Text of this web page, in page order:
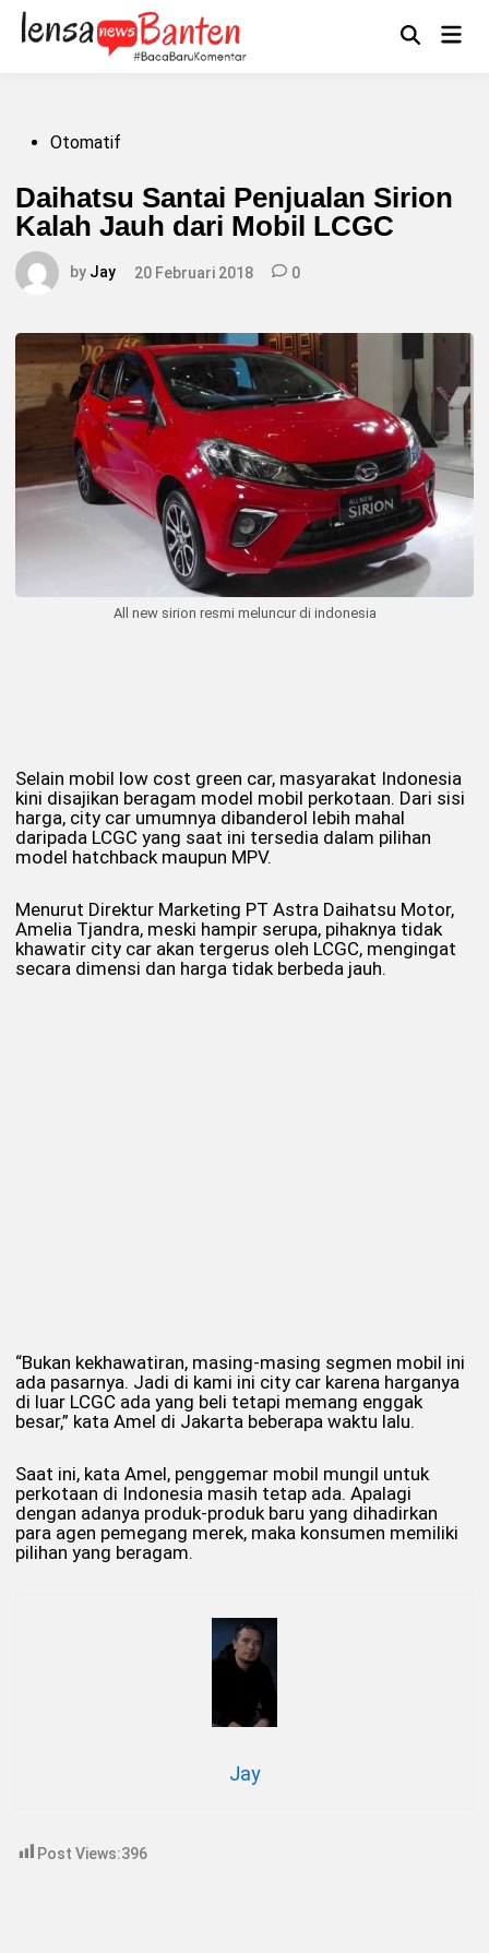
Skip
content
OpenMain
PostedOtomatif
Daihatsu Santai Penjualan Sirion
Kalah Jauh dari Mobil LCGC
by Jay 20 Februari 2018 0
All new sirion resmi meluncur di indonesia
Selain mobil low cost green car, masyarakat Indonesia
kini disajikan beragam model mobil perkotaan. Dari sisi
harga, city car umumnya dibanderol lebih mahal
daripada LCGC yang saat ini tersedia dalam pilihan
model hatchback maupun MPV.
Menurut Direktur Marketing PT Astra Daihatsu Motor,
Amelia Tjandra, meski hampir serupa, pihaknya tidak
khawatir city car akan tergerus oleh LCGC, mengingat
secara dimensi dan harga tidak berbeda jauh.
“Bukan kekhawatiran, masing-masing segmen mobil ini
ada pasarnya. Jadi di kami ini city car karena harganya
di luar LCGC ada yang beli tetapi memang enggak
besar,” kata Amel di Jakarta beberapa waktu lalu.
Saat ini, kata Amel, penggemar mobil mungil untuk
perkotaan di Indonesia masih tetap ada. Apalagi
dengan adanya produk-produk baru yang dihadirkan
para agen pemegang merek, maka konsumen memiliki
pilihan yang beragam.
Jay
Post Views:396